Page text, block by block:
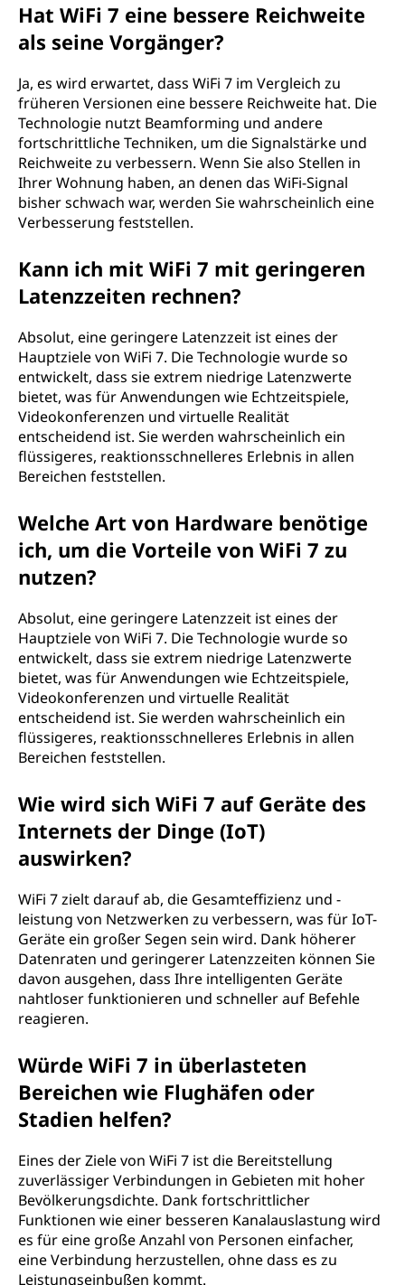
Hat WiFi 7 eine bessere Reichweite
als seine Vorgänger?
Ja, es wird erwartet, dass WiFi 7 im Vergleich zu
früheren Versionen eine bessere Reichweite hat. Die
Technologie nutzt Beamforming und andere
fortschrittliche Techniken, um die Signalstärke und
Reichweite zu verbessern. Wenn Sie also Stellen in
Ihrer Wohnung haben, an denen das WiFi-Signal
bisher schwach war, werden Sie wahrscheinlich eine
Verbesserung feststellen.
Kann ich mit WiFi 7 mit geringeren
Latenzzeiten rechnen?
Absolut, eine geringere Latenzzeit ist eines der
Hauptziele von WiFi 7. Die Technologie wurde so
entwickelt, dass sie extrem niedrige Latenzwerte
bietet, was für Anwendungen wie Echtzeitspiele,
Videokonferenzen und virtuelle Realität
entscheidend ist. Sie werden wahrscheinlich ein
flüssigeres, reaktionsschnelleres Erlebnis in allen
Bereichen feststellen.
Welche Art von Hardware benötige
ich, um die Vorteile von WiFi 7 zu
nutzen?
Absolut, eine geringere Latenzzeit ist eines der
Hauptziele von WiFi 7. Die Technologie wurde so
entwickelt, dass sie extrem niedrige Latenzwerte
bietet, was für Anwendungen wie Echtzeitspiele,
Videokonferenzen und virtuelle Realität
entscheidend ist. Sie werden wahrscheinlich ein
flüssigeres, reaktionsschnelleres Erlebnis in allen
Bereichen feststellen.
Wie wird sich WiFi 7 auf Geräte des
Internets der Dinge (IoT)
auswirken?
WiFi 7 zielt darauf ab, die Gesamteffizienz und -
leistung von Netzwerken zu verbessern, was für IoT-
Geräte ein großer Segen sein wird. Dank höherer
Datenraten und geringerer Latenzzeiten können Sie
davon ausgehen, dass Ihre intelligenten Geräte
nahtloser funktionieren und schneller auf Befehle
reagieren.
Würde WiFi 7 in überlasteten
Bereichen wie Flughäfen oder
Stadien helfen?
Eines der Ziele von WiFi 7 ist die Bereitstellung
zuverlässiger Verbindungen in Gebieten mit hoher
Bevölkerungsdichte. Dank fortschrittlicher
Funktionen wie einer besseren Kanalauslastung wird
es für eine große Anzahl von Personen einfacher,
eine Verbindung herzustellen, ohne dass es zu
Leistungseinbußen kommt.